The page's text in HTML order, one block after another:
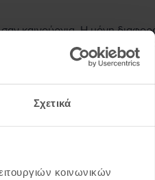
Σχετικά
κοινωνικών
καινούργια. Η μόνη
λειτουργικότητα της